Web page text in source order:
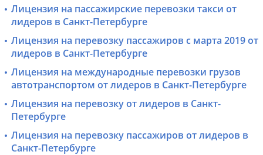
Лицензия на пассажирские перевозки такси от
лидеров в Санкт-Петербурге
Лицензия на перевозку пассажиров с марта 2019 от
лидеров в Санкт-Петербурге
Лицензия на международные перевозки грузов
автотранспортом от лидеров в Санкт-Петербурге
Лицензия на перевозку от лидеров в Санкт-
Петербурге
Лицензия на перевозку пассажиров от лидеров в
Санкт-Петербурге